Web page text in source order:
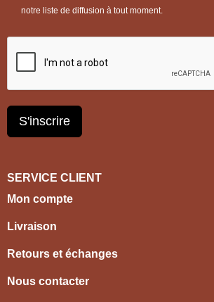
notre liste de diffusion à tout moment.
S'inscrire
SERVICE CLIENT
Mon compte
Livraison
Retours et échanges
Nous contacter